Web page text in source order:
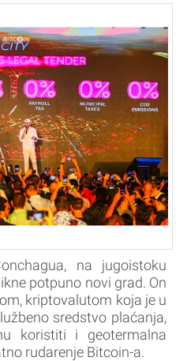
na jugoistoku
potpuno novi grad. On
kriptovalutom koja je u
sredstvo plaćanja,
koristiti i geotermalna
rudarenje Bitcoin-a.